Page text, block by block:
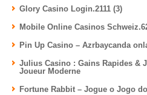
Glory Casino Login.2111 (3)
Mobile Online Casinos
Pin Up Casino – Azrbaycanda
Julius Casino : Gains Rapides &
Joueur Moderne
Fortune Rabbit – Jogue o Jogo